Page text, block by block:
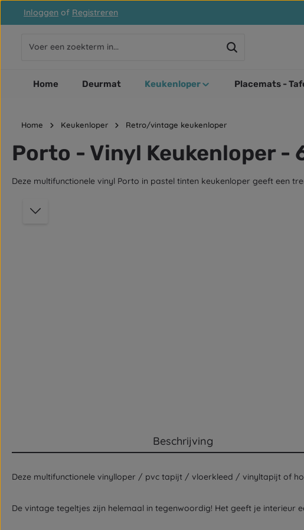
de hoofdinhoud
Ga naar de zoekopdracht
Ga naar de hoofdnavigatie
Inloggen of Registreren
Home Deurmat Keukenloper Placemats -
Home Keukenloper Retro/vintage keukenloper
Porto - Vinyl Keukenloper -
Deze multifunctionele vinyl Porto in pastel tinten keukenloper geeft een
Afbeeldingengalerij overslaan
Beschrijving
Deze multifunctionele vinylloper / pvc tapijt / vloerkleed / vinyltapijt of
De vintage tegeltjes zijn helemaal in tegenwoordig! Het geeft je interieur